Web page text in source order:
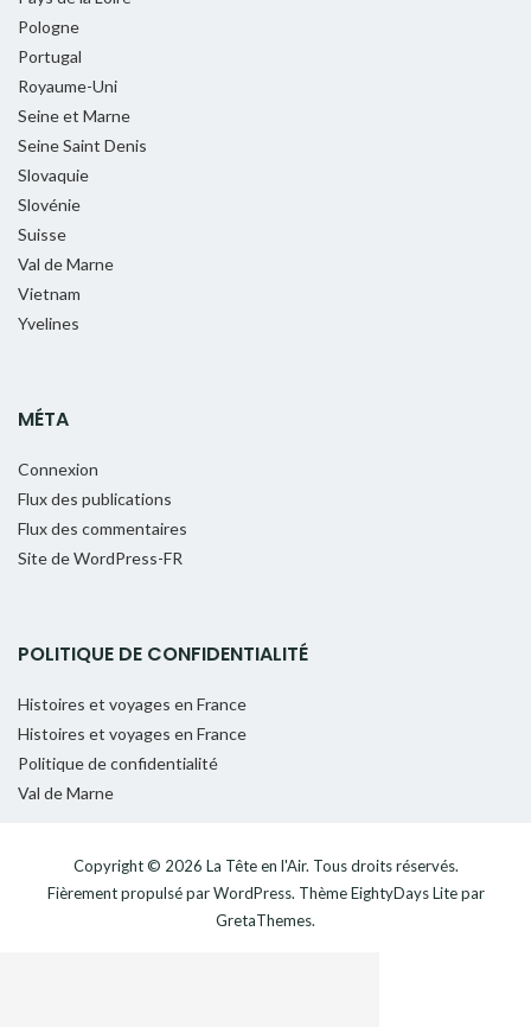
Pologne
Portugal
Royaume-Uni
Seine et Marne
Seine Saint Denis
Slovaquie
Slovénie
Suisse
Val de Marne
Vietnam
Yvelines
MÉTA
Connexion
Flux des publications
Flux des commentaires
Site de WordPress-FR
POLITIQUE DE CONFIDENTIALITÉ
Histoires et voyages en France
Histoires et voyages en France
Politique de confidentialité
Val de Marne
Copyright © 2026 La Tête en l'Air. Tous droits réservés.
Fièrement propulsé parWordPress. ThèmeEightyDays Litepar
GretaThemes.